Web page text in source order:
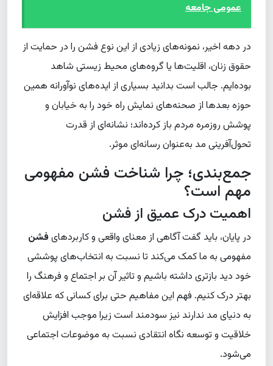
عمومی جامعه
در دهه اخیر، نمونه‌های زیادی از این نوع فشن را در حمایت از
حقوق زنان، اقلیت‌ها یا گروه‌های محیط زیستی شاهد
بوده‌ایم. جالب است بدانید بسیاری از ایده‌های نوآورانه همین
حوزه بعدها از صحنه‌های نمایش راه خود را به خیابان و
پوشش روزمره مردم باز کرده‌اند؛ نشانه‌ای از قدرت
تحول‌آفرینی مد به‌عنوان رسانه‌ای موثر.
جمع‌بندی؛ چرا شناخت فشن مفهومی
مهم است؟
اهمیت درک عمیق از فشن
در پایان، باید گفت آگاهی از معنای واقعی و کاربردهایفشن
مفهومی به ما کمک می‌کند تا نسبت به انتخاب‌های پوششی
خود دید بازتری داشته باشیم و تاثیر آن بر اجتماع و فرهنگ را
بهتر درک کنیم. فهم این مفاهیم حتی برای کسانی که علاقه‌ای
به دنیای مد ندارند نیز سودمند است زیرا موجب افزایش
خلاقیت و توسعه نگاه انتقادی نسبت به موضوعات اجتماعی
می‌شود.